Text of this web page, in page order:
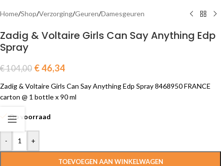
Home/Shop/Verzorging/Geuren/Damesgeuren
Zadig & Voltaire Girls Can Say Anything Edp
Spray
€104,00 €46,34
Zadig & Voltaire Girls Can Say Anything Edp Spray 8468950 FRANCE
carton @ 1 bottle x 90 ml
Op voorraad
- +
TOEVOEGEN AAN WINKELWAGEN